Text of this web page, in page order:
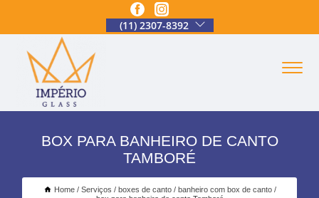
(11) 2307-8392
BOX PARA BANHEIRO DE CANTO
TAMBORÉ
Home Serviços boxes de canto
banheiro com box de canto